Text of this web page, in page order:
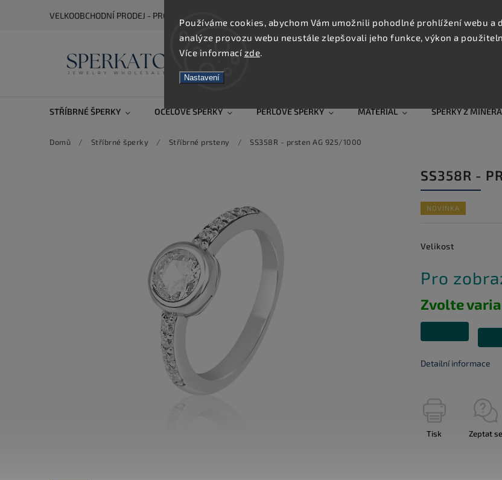
Používáme cookies, abychom Vám umožnili pohodlné prohlížení webu a
analýze provozu webu neustále zlepšovali jeho funkce, výkon a
Více informací zde.
Nastavení
VELKOOBCHODNÍ PRODEJ - PRO ZOBRAZENÍ CEN SE REGISTRUJTE
STŘÍBRNÉ ŠPERKY OCELOVÉ ŠPERKY PERLOVÉ ŠPERKY MATERIÁL ŠPERKY Z
Domů / Stříbrné šperky / Stříbrné prsteny / SS358R - prsten AG 925/1000
SS358R -
NOVINKA
Velikost
Pro
Zvolte
Detailní informace
Tisk Zeptat se